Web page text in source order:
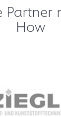
Partner
How